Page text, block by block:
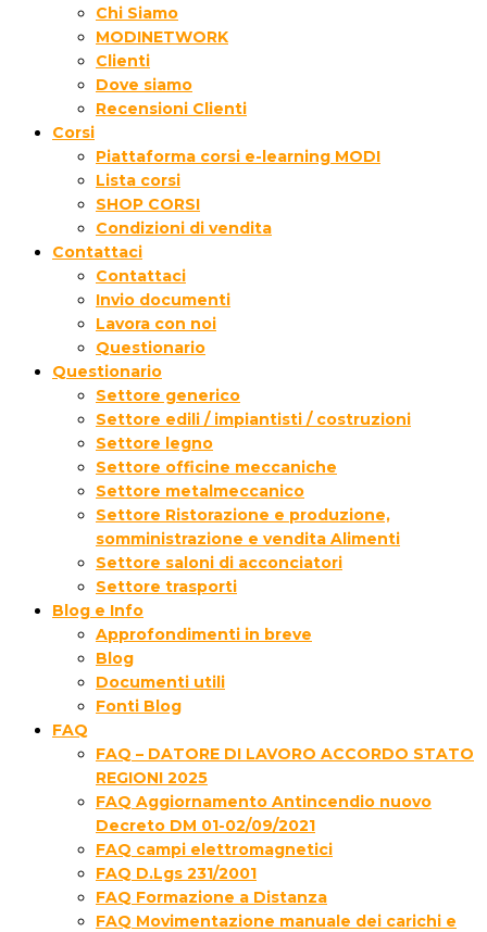
Chi Siamo
MODINETWORK
Clienti
Dove siamo
Recensioni Clienti
Corsi
Piattaforma corsi e-learning MODI
Lista corsi
SHOP CORSI
Condizioni di vendita
Contattaci
Contattaci
Invio documenti
Lavora con noi
Questionario
Questionario
Settore generico
Settore edili / impiantisti / costruzioni
Settore legno
Settore officine meccaniche
Settore metalmeccanico
Settore Ristorazione e produzione,
somministrazione e vendita Alimenti
Settore saloni di acconciatori
Settore trasporti
Blog e Info
Approfondimenti in breve
Blog
Documenti utili
Fonti Blog
FAQ
FAQ – DATORE DI LAVORO ACCORDO STATO
REGIONI 2025
FAQ Aggiornamento Antincendio nuovo
Decreto DM 01-02/09/2021
FAQ campi elettromagnetici
FAQ D.Lgs 231/2001
FAQ Formazione a Distanza
FAQ Movimentazione manuale dei carichi e